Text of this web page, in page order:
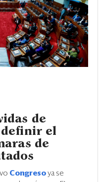
de
el
de
Congreso ya se